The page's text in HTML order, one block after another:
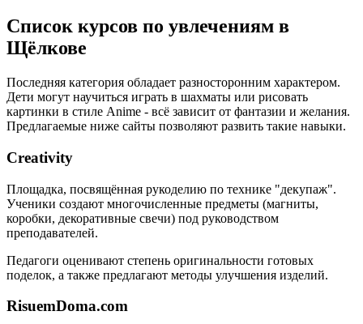
Список курсов по увлечениям в
Щёлкове
Последняя категория обладает разносторонним характером.
Дети могут научиться играть в шахматы или рисовать
картинки в стиле Anime - всё зависит от фантазии и желания.
Предлагаемые ниже сайты позволяют развить такие навыки.
Creativity
Площадка, посвящённая рукоделию по технике "декупаж".
Ученики создают многочисленные предметы (магниты,
коробки, декоративные свечи) под руководством
преподавателей.
Педагоги оценивают степень оригинальности готовых
поделок, а также предлагают методы улучшения изделий.
RisuemDoma.com